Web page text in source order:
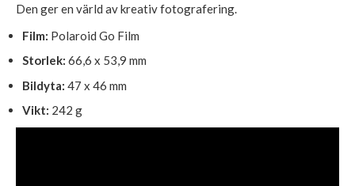
Den ger en värld av kreativ fotografering.
Film: Polaroid Go Film
Storlek: 66,6 x 53,9 mm
Bildyta: 47 x 46 mm
Vikt: 242 g